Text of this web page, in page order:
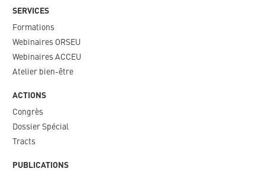
SERVICES
Formations
Webinaires ORSEU​
Webinaires ACCEU
Atelier bien-être
ACTIONS
Congrès
Dossier Spécial
Tracts
PUBLICATIONS